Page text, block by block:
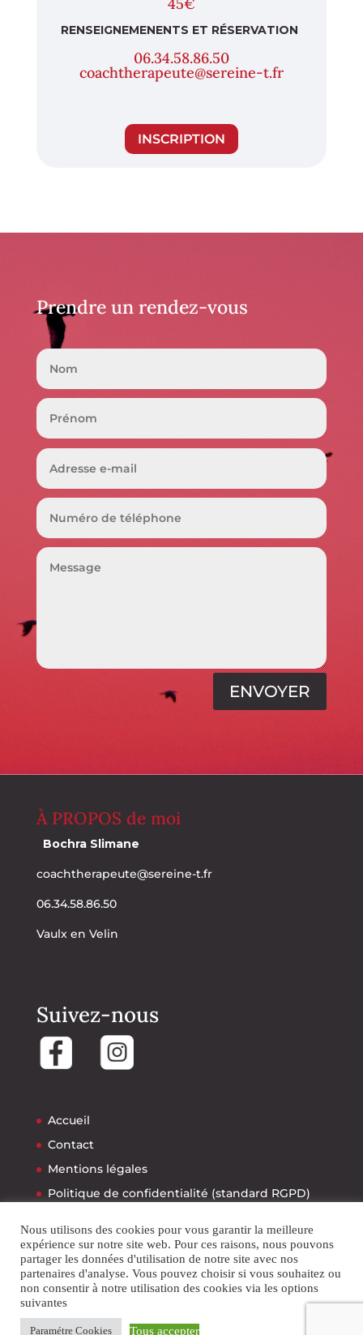
RENSEIGNEMENENTS ET RÉSERVATION
06.34.58.86.50
coachtherapeute@sereine-t.fr
INSCRIPTION
Prendre un rendez-vous
ENVOYER
À PROPOS de moi
Bochra Slimane
coachtherapeute@sereine-t.fr
06.34.58.86.50
Vaulx en Velin
Suivez-nous
Accueil
Contact
Mentions légales
Politique de confidentialité (standard RGPD)
Créé avec ♥ parE-calyptus-conseil
Nous utilisons des cookies pour vous garantir la meilleure
expérience sur notre site web. Pour ces raisons, nous pouvons
partager les données d'utilisation de notre site avec nos
partenaires d'analyse. Vous pouvez choisir si vous souhaitez ou
non consentir à notre utilisation des cookies via les options
suivantes
Paramétre Cookies Tous accepter